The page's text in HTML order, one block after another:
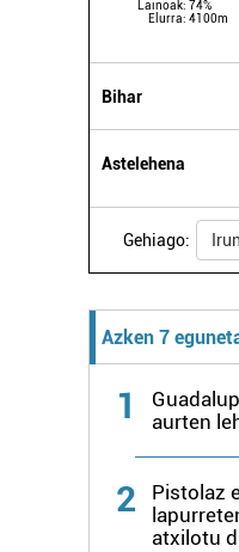
Lainoak: 74%
Elurra: 4100m
Bihar
Astelehena
Gehiago: Irun
Azken 7
1
aurten
2
Pistolaz
atxilotu